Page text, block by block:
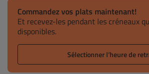
Commandez vos plats maintenant!
Et recevez-les pendant les créneaux
disponibles.
Sélectionner l’heure de